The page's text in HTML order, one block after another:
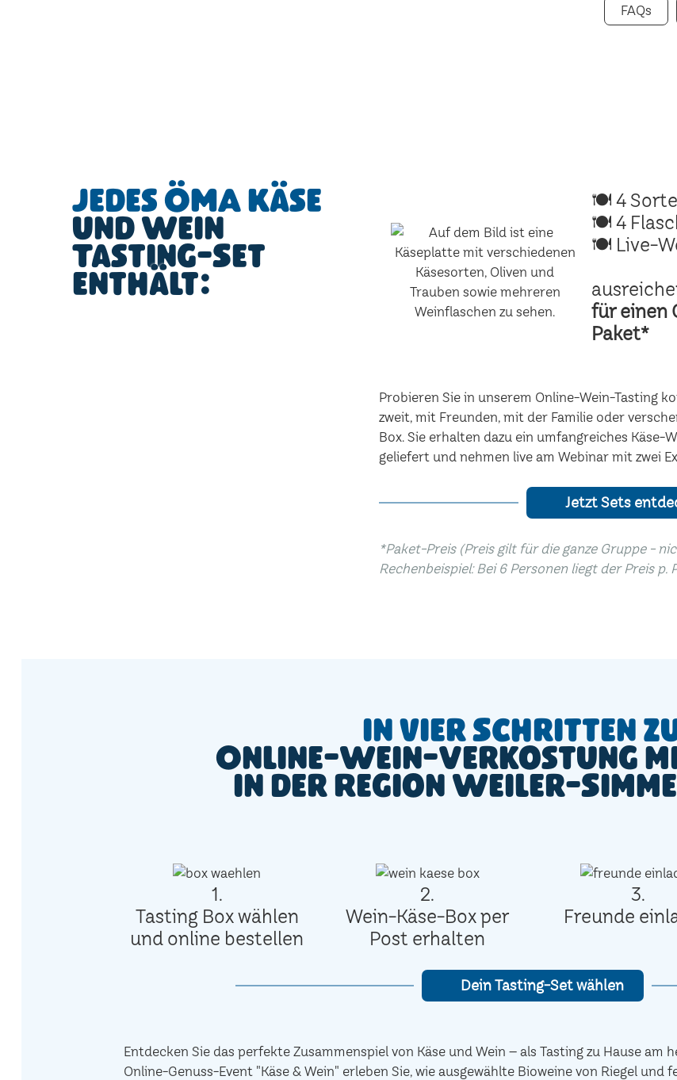
FAQs
Jedes ÖMA Käse
und Wein
Tasting-Set
enthält:
🍽 4
🍽 4
🍽 Live-
für einen
Paket*
Probieren Sie in unserem Online-Wein-Tasting
zweit, mit Freunden, mit der Familie oder
Box. Sie erhalten dazu ein umfangreiches Käse-
geliefert und nehmen live am Webinar mit zwei
Jetzt Sets
*Paket-Preis (Preis gilt für die ganze Gruppe -
Rechenbeispiel: Bei 6 Personen liegt der Preis p.
In vier Schritten
Online-Wein-Verkostung
in der Region Weiler-
1.
Tasting Box wählen
und online bestellen
2.
Wein-Käse-Box per
Post erhalten
3.
Freunde
Dein Tasting-Set wählen
Entdecken Sie das perfekte Zusammenspiel von Käse und Wein – als Tasting zu Hause am
Online-Genuss-Event "Käse & Wein" erleben Sie, wie ausgewählte Bioweine von Riegel